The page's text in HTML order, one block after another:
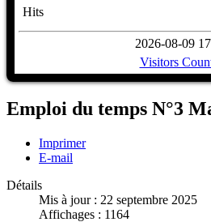
Hits
2026-08-09
Visitors
Emploi du temps N°3
Imprimer
E-mail
Détails
Mis à jour : 22 septembre 2025
Affichages : 1164